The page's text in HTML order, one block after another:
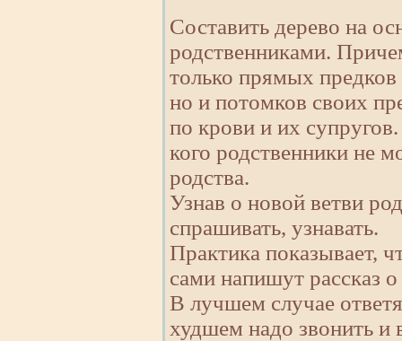
Составить дерево на
родственниками.
только прямых
но и потомков своих
по крови и их
кого родственники не
родства.
Узнав о новой ветви
спрашивать, узнавать.
Практика показывает,
сами напишут рассказ
В лучшем случае
худшем надо звонить и